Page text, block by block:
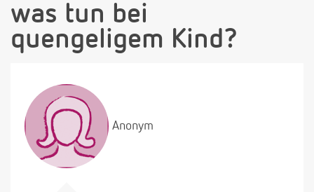
was tun bei
quengeligem Kind?
Anonym